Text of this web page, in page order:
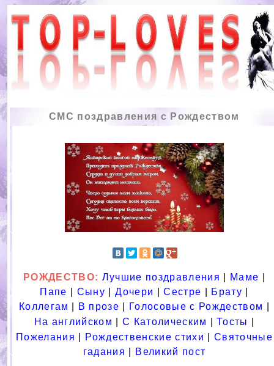
СМС поздравления с Рождеством
РОЖДЕСТВО: Лучшие поздравления Маме
Папе
Сыну Дочери Сестре Брату
Коллегам
В прозе Голосовые с Рождеством
На английском
С Католическим Тосты
Пожелания
Рождественские стихи
Святочные
гадания
Великий пост